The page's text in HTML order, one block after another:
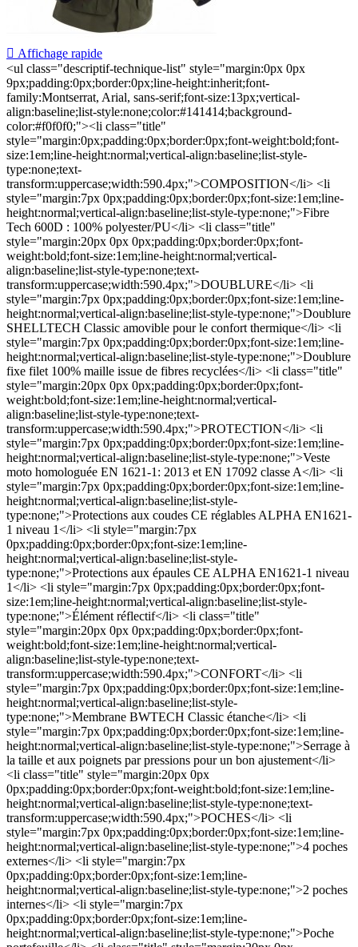
 Affichage rapide
<ul class="descriptif-technique-list" style="margin:0px 0px
9px;padding:0px;border:0px;line-height:inherit;font-
family:Montserrat, Arial, sans-serif;font-size:13px;vertical-
align:baseline;list-style:none;color:#141414;background-
color:#f0f0f0;"><li class="title"
style="margin:0px;padding:0px;border:0px;font-weight:bold;font-
size:1em;line-height:normal;vertical-align:baseline;list-style-
type:none;text-
transform:uppercase;width:590.4px;">COMPOSITION</li> <li
style="margin:7px 0px;padding:0px;border:0px;font-size:1em;line-
height:normal;vertical-align:baseline;list-style-type:none;">Fibre
Tech 600D : 100% polyester/PU</li> <li class="title"
style="margin:20px 0px 0px;padding:0px;border:0px;font-
weight:bold;font-size:1em;line-height:normal;vertical-
align:baseline;list-style-type:none;text-
transform:uppercase;width:590.4px;">DOUBLURE</li> <li
style="margin:7px 0px;padding:0px;border:0px;font-size:1em;line-
height:normal;vertical-align:baseline;list-style-type:none;">Doublure
SHELLTECH Classic amovible pour le confort thermique</li> <li
style="margin:7px 0px;padding:0px;border:0px;font-size:1em;line-
height:normal;vertical-align:baseline;list-style-type:none;">Doublure
fixe filet 100% maille issue de fibres recyclées</li> <li class="title"
style="margin:20px 0px 0px;padding:0px;border:0px;font-
weight:bold;font-size:1em;line-height:normal;vertical-
align:baseline;list-style-type:none;text-
transform:uppercase;width:590.4px;">PROTECTION</li> <li
style="margin:7px 0px;padding:0px;border:0px;font-size:1em;line-
height:normal;vertical-align:baseline;list-style-type:none;">Veste
moto homologuée EN 1621-1: 2013 et EN 17092 classe A</li> <li
style="margin:7px 0px;padding:0px;border:0px;font-size:1em;line-
height:normal;vertical-align:baseline;list-style-
type:none;">Protections aux coudes CE réglables ALPHA EN1621-
1 niveau 1</li> <li style="margin:7px
0px;padding:0px;border:0px;font-size:1em;line-
height:normal;vertical-align:baseline;list-style-
type:none;">Protections aux épaules CE ALPHA EN1621-1 niveau
1</li> <li style="margin:7px 0px;padding:0px;border:0px;font-
size:1em;line-height:normal;vertical-align:baseline;list-style-
type:none;">Élément réflectif</li> <li class="title"
style="margin:20px 0px 0px;padding:0px;border:0px;font-
weight:bold;font-size:1em;line-height:normal;vertical-
align:baseline;list-style-type:none;text-
transform:uppercase;width:590.4px;">CONFORT</li> <li
style="margin:7px 0px;padding:0px;border:0px;font-size:1em;line-
height:normal;vertical-align:baseline;list-style-
type:none;">Membrane BWTECH Classic étanche</li> <li
style="margin:7px 0px;padding:0px;border:0px;font-size:1em;line-
height:normal;vertical-align:baseline;list-style-type:none;">Serrage à
la taille et aux poignets par pressions pour un bon ajustement</li>
<li class="title" style="margin:20px 0px
0px;padding:0px;border:0px;font-weight:bold;font-size:1em;line-
height:normal;vertical-align:baseline;list-style-type:none;text-
transform:uppercase;width:590.4px;">POCHES</li> <li
style="margin:7px 0px;padding:0px;border:0px;font-size:1em;line-
height:normal;vertical-align:baseline;list-style-type:none;">4 poches
externes</li> <li style="margin:7px
0px;padding:0px;border:0px;font-size:1em;line-
height:normal;vertical-align:baseline;list-style-type:none;">2 poches
internes</li> <li style="margin:7px
0px;padding:0px;border:0px;font-size:1em;line-
height:normal;vertical-align:baseline;list-style-type:none;">Poche